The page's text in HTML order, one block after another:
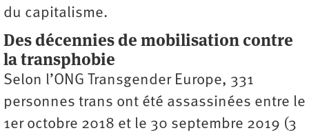
du capitalisme.
Des décennies de mobilisation contre
la transphobie
Selon l’ONG Transgender Europe, 331
personnes trans ont été assassinées entre le
1er octobre 2018 et le 30 septembre 2019 (3